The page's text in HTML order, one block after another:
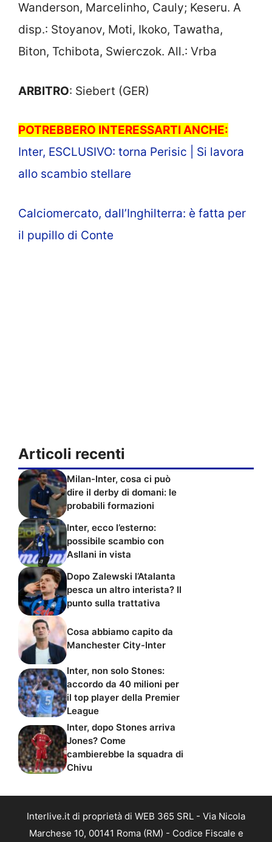
Wanderson, Marcelinho, Cauly; Keseru. A
disp.: Stoyanov, Moti, Ikoko, Tawatha,
Biton, Tchibota, Swierczok. All.: Vrba
ARBITRO: Siebert (GER)
POTREBBERO INTERESSARTI ANCHE:
Inter, ESCLUSIVO: torna Perisic | Si lavora
allo scambio stellare
Calciomercato, dall’Inghilterra: è fatta per
il pupillo di Conte
Articoli recenti
Milan-Inter, cosa ci può
dire il derby di domani: le
probabili formazioni
Inter, ecco l’esterno:
possibile scambio con
Asllani in vista
Dopo Zalewski l’Atalanta
pesca un altro interista? Il
punto sulla trattativa
Cosa abbiamo capito da
Manchester City-Inter
Inter, non solo Stones:
accordo da 40 milioni per
il top player della Premier
League
Inter, dopo Stones arriva
Jones? Come
cambierebbe la squadra di
Chivu
Interlive.it di proprietà di WEB 365 SRL - Via Nicola
Marchese 10, 00141 Roma (RM) - Codice Fiscale e